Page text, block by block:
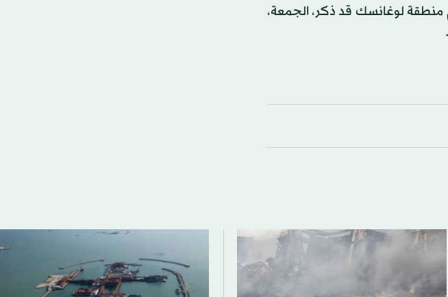
لوغانسك قد ذكر، الجمعة،